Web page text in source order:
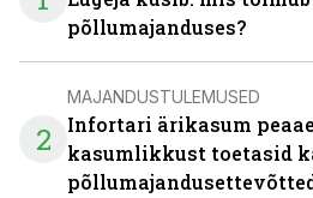
põllumajanduses?
2
MAJANDUSTULEMUSED
Infortari ärikasum
kasumlikkust toetasid